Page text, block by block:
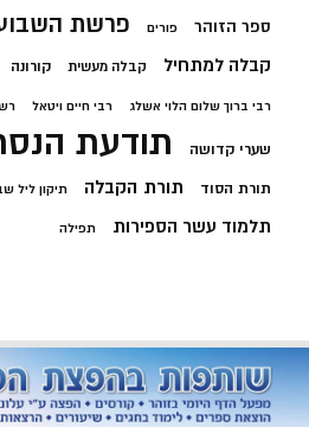
ספר הזוהר פורים פרשת
קבלה למתחיל קבלה מעשית קורונה
רבי ברוך שלום הלוי אשלג רבי חיים ויטאל
שערי קדושה תודעת
תורת הסוד תורת הקבלה תיקון ליל
תלמוד עשר הספירות תפילה